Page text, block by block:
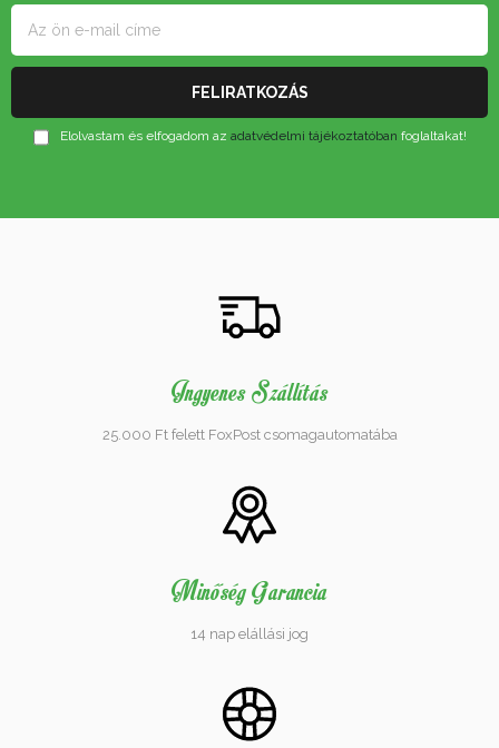
Elolvastam és elfogadom az adatvédelmi tájékoztatóban foglaltakat!
Ingyenes Szállítás
25.000 Ft felett FoxPost csomagautomatába
Minőség Garancia
14 nap elállási jog